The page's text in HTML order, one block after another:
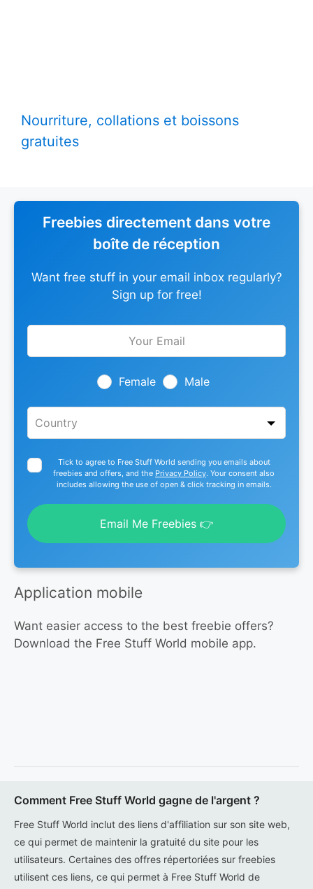
Nourriture, collations et boissons
gratuites
Freebies directement dans votre
boîte de réception
Want free stuff in your email inbox regularly?
Sign up for free!
Leave
Female Male
Tick to agree to Free Stuff World sending you emails about
freebies and offers, and the Privacy Policy. Your consent also
includes allowing the use of open & click tracking in emails.
Email Me Freebies 👉
Application mobile
Want easier access to the best freebie offers?
Download the Free Stuff World mobile app.
Comment Free Stuff World gagne de l'argent ?
Free Stuff World inclut des liens d'affiliation sur son site web,
ce qui permet de maintenir la gratuité du site pour les
utilisateurs. Certaines des offres répertoriées sur freebies
utilisent ces liens, ce qui permet à Free Stuff World de